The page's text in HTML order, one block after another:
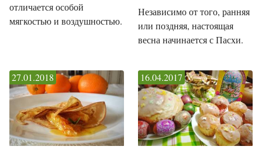
отличается особой
мягкостью и воздушностью.
Независимо от того, ранняя
или поздняя, настоящая
весна начинается с Пасхи.
27.01.2018 16.04.2017